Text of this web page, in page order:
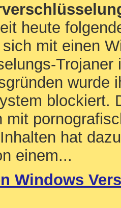
heute
mit einen
Trojaner
wurde
blockiert.
mit
hat
einem...
Windows